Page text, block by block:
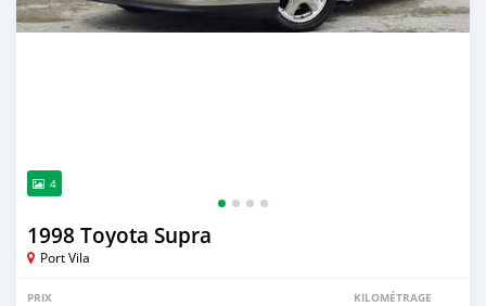
4
1998 Toyota Supra
Port Vila
PRIX KILOMÉTRAGE